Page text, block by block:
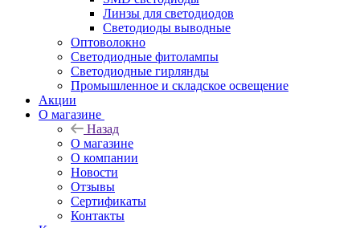
Линзы для светодиодов
Светодиоды выводные
Оптоволокно
Светодиодные фитолампы
Светодиодные гирлянды
Промышленное и складское освещение
Акции
О магазине
Назад
О магазине
О компании
Новости
Отзывы
Сертификаты
Контакты